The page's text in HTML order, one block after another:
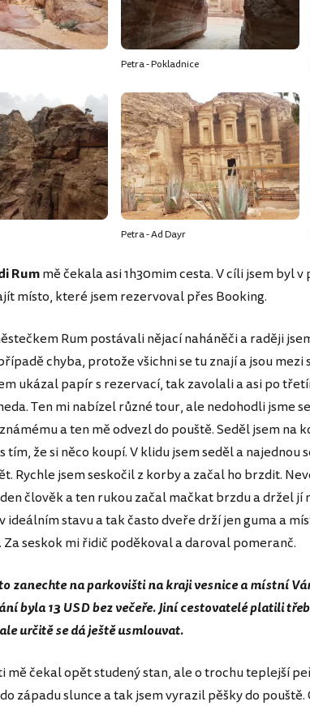
Petra - Pokladnice
Petra - Ad Dayr
Rummě čekala asi 1h30mim cesta. V cíli jsem byl
místo, které jsem rezervoval přes Booking.
Rum postávali nějací naháněči a raději
chyba, protože všichni se tu znají a jsou
ukázal papír s rezervací, tak zavolali a asi po
Ten mi nabízel různé tour, ale nedohodli jsme
a ten mě odvezl do pouště. Seděl jsem na
tím, že si něco koupí. V klidu jsem seděl a najednou
Rychle jsem seskočil z korby a začal ho brzdit.
člověk a ten rukou začal mačkat brzdu a držel jí
ideálním stavu a tak často dveře drží jen guma a
Za seskok mi řidič poděkoval a daroval pomeranč.
zanechte na parkovišti na kraji vesnice a místní
byla 13 USD bez večeře. Jiní cestovatelé platili
určitě se dá ještě usmlouvat.
mě čekal opět studený stan, ale o trochu teplejší
západu slunce a tak jsem vyrazil pěšky do